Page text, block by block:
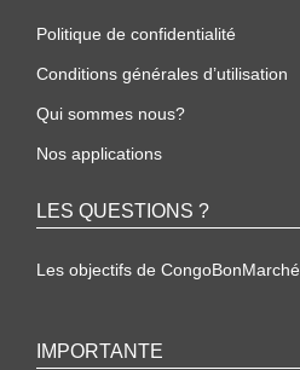
Politique de confidentialité
Conditions générales d’utilisation
Qui sommes nous?
Nos applications
LES QUESTIONS ?
Les objectifs de CongoBonMarché.
IMPORTANTE